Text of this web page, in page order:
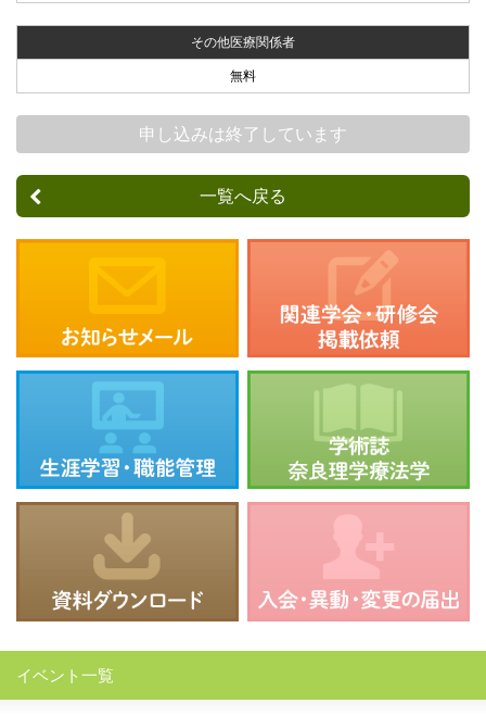
その他医療関係者
無料
申し込みは終了しています
一覧へ戻る
イベント一覧